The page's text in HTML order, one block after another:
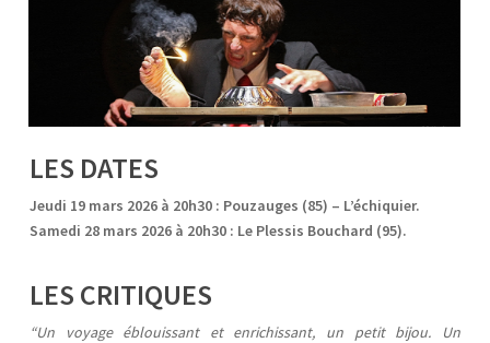
LES DATES
Jeudi 19 mars 2026 à 20h30 : Pouzauges (85) – L’échiquier.
Samedi 28 mars 2026 à 20h30 : Le Plessis Bouchard (95).
LES CRITIQUES
“Un voyage éblouissant et enrichissant, un petit bijou. Un